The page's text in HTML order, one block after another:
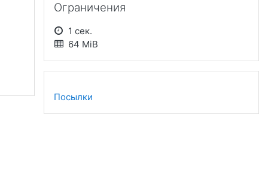
Ограничения
1 сек.
64 MiB
Посылки